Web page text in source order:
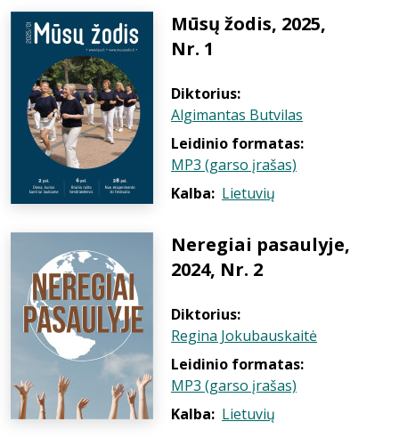
Mūsų žodis, 2025,
Nr. 1
Diktorius:
Algimantas Butvilas
Leidinio formatas:
MP3 (garso įrašas)
Kalba: Lietuvių
Neregiai pasaulyje,
2024, Nr. 2
Diktorius:
Regina Jokubauskaitė
Leidinio formatas:
MP3 (garso įrašas)
Kalba: Lietuvių